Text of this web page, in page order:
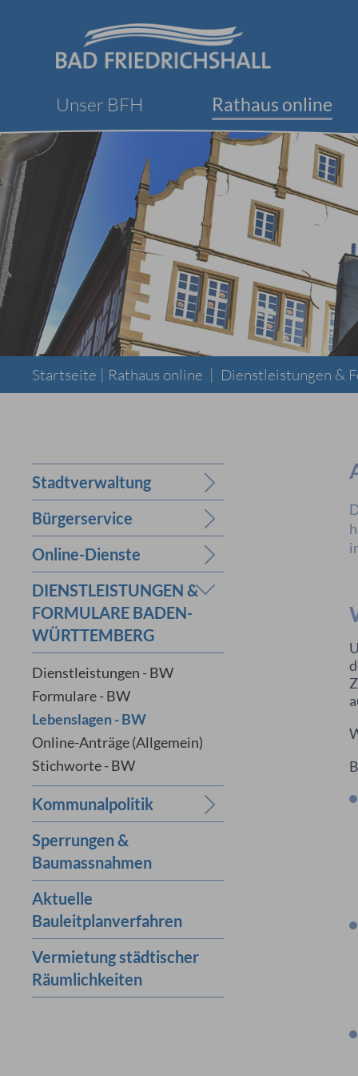
Unser BFH Rathaus online
Startseite | Rathaus online | Dienstleistungen &
Stadtverwaltung
Bürgerservice
Online-Dienste
DIENSTLEISTUNGEN &
FORMULARE BADEN-
WÜRTTEMBERG
Dienstleistungen - BW
Formulare - BW
Lebenslagen - BW
Online-Anträge (Allgemein)
Stichworte - BW
Kommunalpolitik
Sperrungen &
Baumassnahmen
Aktuelle
Bauleitplanverfahren
Vermietung städtischer
Räumlichkeiten